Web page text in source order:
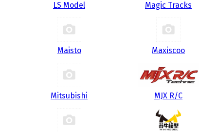
LS Model Magic Tracks
Maisto Maxiscoo
Mitsubishi MJX R/C